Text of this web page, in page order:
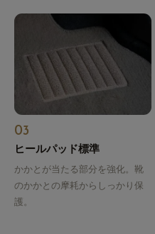
03
ヒールパッド標準
かかとが当たる部分を強化。靴
のかかとの摩耗からしっかり保
護。